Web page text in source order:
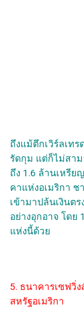
ถึงแม้ตึกเวิร์ลเท
รัดกุม แต่ก็ไม่สาม
ถึง 1.6 ล้านเหรีย
คาแห่งอเมริกา
เข้ามาปล้นเงินตร
อย่างอุกอาจ โดย
แห่งนี้ด้วย
5. ธนาคารเซฟวิ่
สหรัฐอเมริกา